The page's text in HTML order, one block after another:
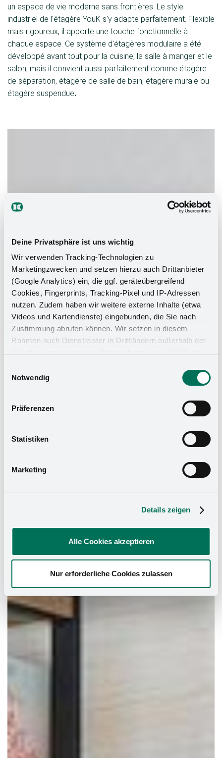
Deine Privatsphäre ist uns wichtig
Wir verwenden Tracking-Technologien zu
Marketingzwecken und setzen hierzu auch Drittanbieter
(Google Analytics) ein, die ggf. geräteübergreifend
Cookies, Fingerprints, Tracking-Pixel und IP-Adressen
nutzen. Zudem haben wir weitere externe Inhalte (etwa
Videos und Kartendienste) eingebunden, die Sie nach
Zustimmung abrufen können. Wir setzen in diesem
Rahmen auch Dienstleister in Drittländern außerhalb der
zu Sicherheits- und Überwachungszwecken zugreifen,
Rechtsmittel einlegen können. Mit Ihrer Einstellung
willigen Sie in die oben beschriebenen Vorgänge ein. Sie
widerrufen. Mehr Informationen finden Sie in unserer
Impressum.
Notwendig
Präferenzen
Statistiken
Marketing
Details zeigen
Alle Cookies akzeptieren
Nur erforderliche Cookies zulassen
un espace de vie moderne sans frontières. Le style
industriel de l'étagère YouK s'y adapte parfaitement. Flexible
mais rigoureux, il apporte une touche fonctionnelle à
chaque espace. Ce système d'étagères modulaire a été
développé avant tout pour la cuisine, la salle à manger et le
salon, mais il convient aussi parfaitement comme étagère
de séparation, étagère de salle de bain, étagère murale ou
étagère suspendue.